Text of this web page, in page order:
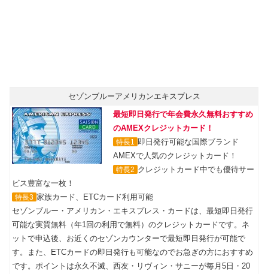
セゾンブルーアメリカンエキスプレス
最短即日発行で年会費永久無料おすすめ
のAMEXクレジットカード！
特長1 即日発行可能な国際ブランド
AMEXで人気のクレジットカード！
特長2 クレジットカード中でも優待サー
ビス豊富な一枚！
特長3 家族カード、ETCカード利用可能
セゾンブルー・アメリカン・エキスプレス・カードは、最短即日発行
可能な実質無料（年1回の利用で無料）のクレジットカードです。ネ
ットで申込後、お近くのセゾンカウンターで最短即日発行が可能で
す。また、ETCカードの即日発行も可能なのでお急ぎの方におすすめ
です。ポイントは永久不滅、西友・リヴィン・サニーが毎月5日・20